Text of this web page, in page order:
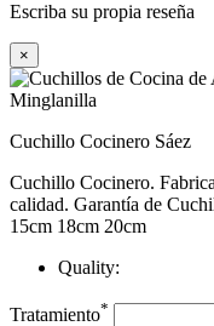
Escriba su propia reseña
×
Cuchillo Cocinero Sáez
Cuchillo Cocinero.
calidad. Garantía de
15cm 18cm 20cm
Quality:
Tratamiento*